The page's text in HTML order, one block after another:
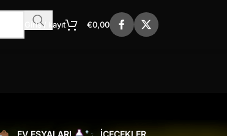
Giriş / kayıt €0,00